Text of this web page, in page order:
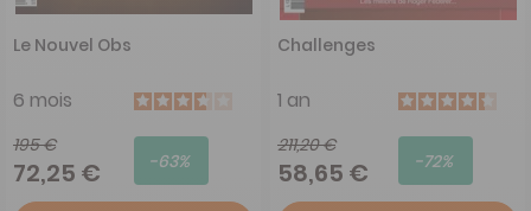
Le Nouvel Obs
6 mois
195 €
72,25 € -63%
Challenges
1 an
211,20 €
58,65 € -72%